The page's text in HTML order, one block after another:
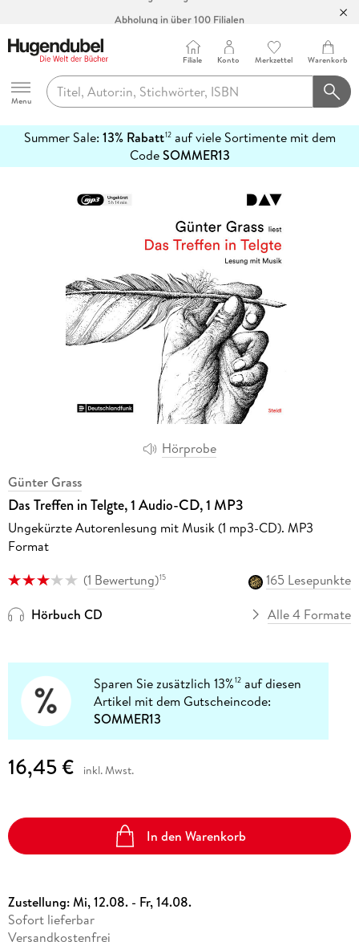
Hugendubel
Menu
Filiale Konto Merkzettel Warenkorb
Summer Sale: 13% Rabatt12auf viele Sortimente mit dem
CodeSOMMER13
erfahren
Hörprobe
Günter Grass
Das Treffen in Telgte, 1 Audio-CD, 1 MP3
Ungekürzte Autorenlesung mit Musik (1 mp3-CD). MP3
Format
(1 Bewertung)15
165 Lesepunkte
Hörbuch CD
Alle 4 Formate
Sparen Sie zusätzlich 13%12 auf diesen
Artikel mit dem Gutscheincode:
SOMMER13
16,45 € inkl. Mwst.
In den Warenkorb
Zustellung:Mi, 12.08. - Fr, 14.08.
Sofort lieferbar
Versandkostenfrei